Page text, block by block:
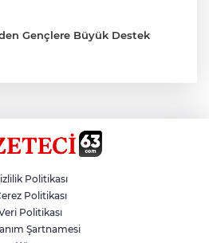
Gençlere Büyük Destek
Ulaşım Çalışması
Asfalt Yenileniyor
Politikası
Politikası
Politikası
Şartnamesi